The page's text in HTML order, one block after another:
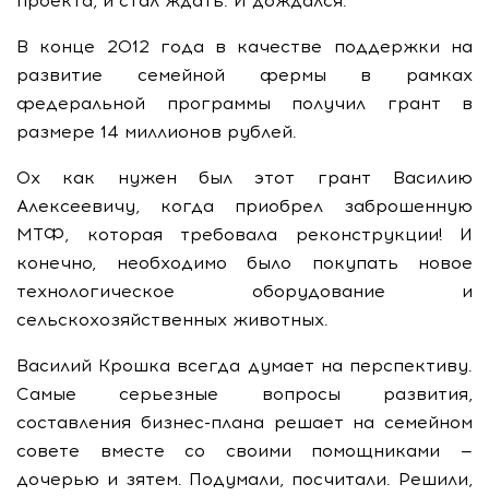
В конце 2012 года в качестве поддержки на
развитие семейной фермы в рамках
федеральной программы получил грант в
размере 14 миллионов рублей.
Ох как нужен был этот грант Василию
Алексеевичу, когда приобрел заброшенную
МТФ, которая требовала реконструкции! И
конечно, необходимо было покупать новое
технологическое оборудование и
сельскохозяйственных животных.
Василий Крошка всегда думает на перспективу.
Самые серьезные вопросы развития,
составления бизнес-плана решает на семейном
совете вместе со своими помощниками —
дочерью и зятем. Подумали, посчитали. Решили,